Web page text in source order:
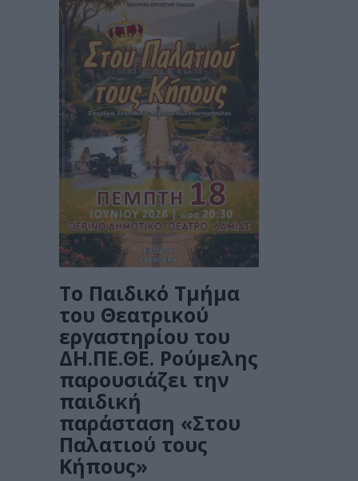
Το Παιδικό Τμήμα
του Θεατρικού
εργαστηρίου του
ΔΗ.ΠΕ.ΘΕ. Ρούμελης
παρουσιάζει την
παιδική
παράσταση «Στου
Παλατιού τους
Κήπους»